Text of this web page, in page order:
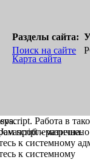
Разделы сайта:
Поиск на сайте
Карта сайта
Работа в
-
к системному
проблематична.
к системному